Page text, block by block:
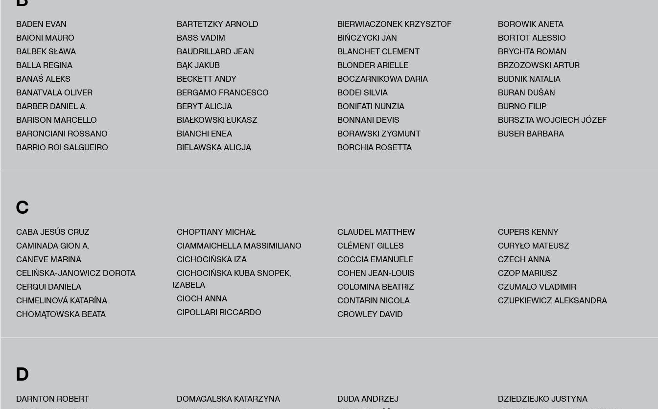
BADEN EVAN
BAIONI MAURO
BALBEK SŁAWA
BALLA REGINA
BANAŚ ALEKS
BANATVALA OLIVER
BARBER DANIEL A.
BARISON MARCELLO
BARONCIANI ROSSANO
BARRIO ROI SALGUEIRO
BARTETZKY ARNOLD
BASS VADIM
BAUDRILLARD JEAN
BĄK JAKUB
BECKETT ANDY
BERGAMO FRANCESCO
BERYT ALICJA
BIAŁKOWSKI ŁUKASZ
BIANCHI ENEA
BIELAWSKA ALICJA
BIERWIACZONEK KRZYSZTOF
BIŃCZYCKI JAN
BLANCHET CLEMENT
BLONDER ARIELLE
BOCZARNIKOWA DARIA
BODEI SILVIA
BONIFATI NUNZIA
BONNANI DEVIS
BORAWSKI ZYGMUNT
BORCHIA ROSETTA
BOROWIK ANETA
BORTOT ALESSIO
BRYCHTA ROMAN
BRZOZOWSKI ARTUR
BUDNIK NATALIA
BURAN DUŠAN
BURNO FILIP
BURSZTA WOJCIECH JÓZEF
BUSER BARBARA
C
CABA JESÚS CRUZ
CAMINADA GION A.
CANEVE MARINA
CELIŃSKA-JANOWICZ DOROTA
CERQUI DANIELA
CHMELINOVÁ KATARÍNA
CHOMĄTOWSKA BEATA
CHOPTIANY MICHAŁ
CIAMMAICHELLA MASSIMILIANO
CICHOCIŃSKA IZA
CICHOCIŃSKA KUBA SNOPEK,
IZABELA
CIOCH ANNA
CIPOLLARI RICCARDO
CLAUDEL MATTHEW
CLÉMENT GILLES
COCCIA EMANUELE
COHEN JEAN-LOUIS
COLOMINA BEATRIZ
CONTARIN NICOLA
CROWLEY DAVID
CUPERS KENNY
CURYŁO MATEUSZ
CZECH ANNA
CZOP MARIUSZ
CZUMALO VLADIMIR
CZUPKIEWICZ ALEKSANDRA
D
DARNTON ROBERT
DOMAGALSKA KATARZYNA
DUDA ANDRZEJ
DZIEDZIEJKO JUSTYNA